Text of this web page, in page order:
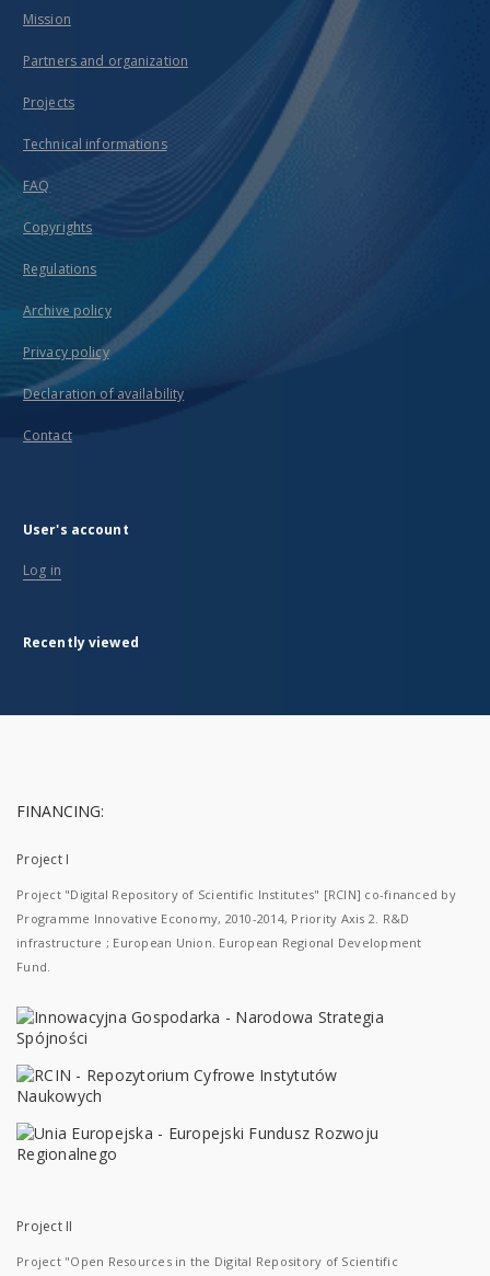
Mission
Partners and organization
Projects
Technical informations
FAQ
Copyrights
Regulations
Archive policy
Privacy policy
Declaration of availability
Contact
User's account
Log in
Recently viewed
FINANCING:
Project I
Project "Digital Repository of Scientific Institutes" [RCIN] co-financed by
Programme Innovative Economy, 2010-2014, Priority Axis 2. R&D
infrastructure ; European Union. European Regional Development
Fund.
Project II
Project "Open Resources in the Digital Repository of Scientific